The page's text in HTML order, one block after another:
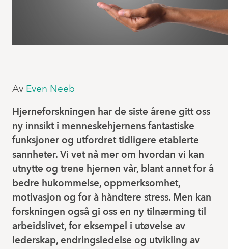
Av Even Neeb
Hjerneforskningen har de siste årene gitt oss
ny innsikt i menneskehjernens fantastiske
funksjoner og utfordret tidligere etablerte
sannheter. Vi vet nå mer om hvordan vi kan
utnytte og trene hjernen vår, blant annet for å
bedre hukommelse, oppmerksomhet,
motivasjon og for å håndtere stress. Men kan
forskningen også gi oss en ny tilnærming til
arbeidslivet, for eksempel i utøvelse av
lederskap, endringsledelse og utvikling av